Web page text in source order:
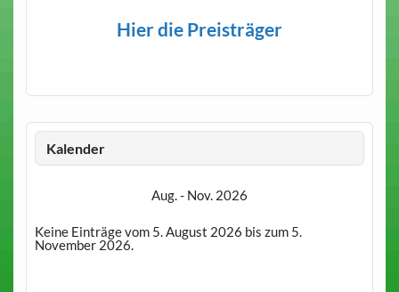
Hier die Preisträger
Kalender
Aug. - Nov. 2026
Keine Einträge vom 5. August 2026 bis zum 5.
November 2026.